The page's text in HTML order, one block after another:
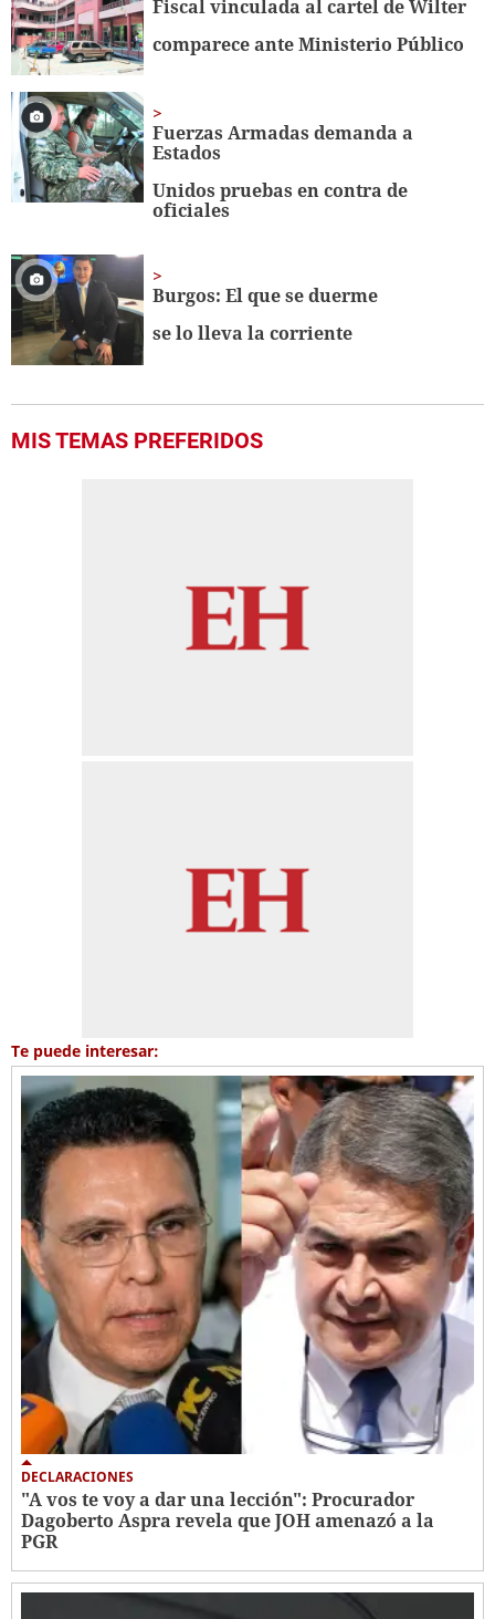
Fiscal vinculada al cartel de Wilter
comparece ante Ministerio Público
Fuerzas Armadas demanda a
Estados
Unidos pruebas en contra de
oficiales
Burgos: El que se duerme
se lo lleva la corriente
MIS TEMAS PREFERIDOS
Te puede interesar:
DECLARACIONES
"A vos te voy a dar una lección": Procurador
Dagoberto Aspra revela que JOH amenazó a la
PGR